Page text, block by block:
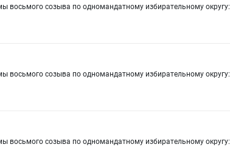
восьмого созыва по одномандатному избирательному округу:
восьмого созыва по одномандатному избирательному округу:
восьмого созыва по одномандатному избирательному округу: